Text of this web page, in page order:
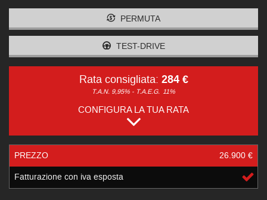
PERMUTA
TEST-DRIVE
Rata consigliata: 284 €
T.A.N. 9,95% - T.A.E.G. 11%
CONFIGURA LA TUA RATA
PREZZO
26.900 €
Fatturazione con iva esposta